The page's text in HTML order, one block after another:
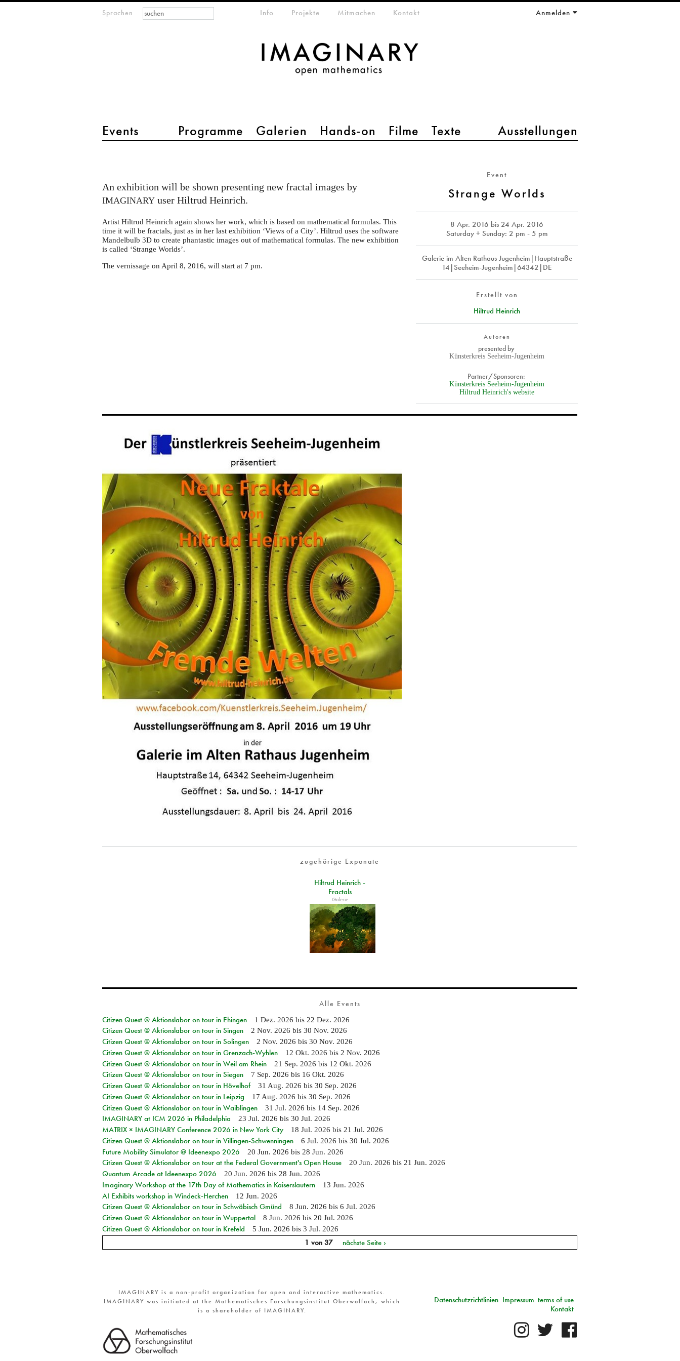
Sprachen
Hauptmenü 2
Events Programme Galerien Hands-on Filme Texte Ausstellungen
Info Projekte Mitmachen Kontakt Anmelden
Suchformular
Suche
Event
Strange Worlds
8 Apr. 2016 bis 24 Apr. 2016
Saturday + Sunday: 2 pm - 5 pm
Galerie im Alten Rathaus Jugenheim|Hauptstraße
14|Seeheim-Jugenheim|64342|DE
Erstellt von
Hiltrud Heinrich
Autoren
presented by
Künsterkreis Seeheim-Jugenheim
Partner/Sponsoren:
Künsterkreis Seeheim-Jugenheim
Hiltrud Heinrich's website
An exhibition will be shown presenting new fractal images by
IMAGINARY user Hiltrud Heinrich.
Artist Hiltrud Heinrich again shows her work, which is based on mathematical formulas. This
time it will be fractals, just as in her last exhibition ‘Views of a City’. Hiltrud uses the software
Mandelbulb 3D to create phantastic images out of mathematical formulas. The new exhibition
is called ‘Strange Worlds’.
The vernissage on April 8, 2016, will start at 7 pm.
zugehörige Exponate
Hiltrud Heinrich -
Fractals
Galerie
Alle Events
Citizen Quest @ Aktionslabor on tour in Ehingen
1 Dez. 2026 bis 22 Dez. 2026
Citizen Quest @ Aktionslabor on tour in Singen 2 Nov. 2026 bis 30 Nov. 2026
Citizen Quest @ Aktionslabor on tour in Solingen 2 Nov. 2026 bis 30 Nov. 2026
Citizen Quest @ Aktionslabor on tour in Grenzach-Wyhlen 12 Okt. 2026 bis 2 Nov. 2026
Citizen Quest @ Aktionslabor on tour in Weil am Rhein 21 Sep. 2026 bis 12 Okt. 2026
Citizen Quest @ Aktionslabor on tour in Siegen 7 Sep. 2026 bis 16 Okt. 2026
Citizen Quest @ Aktionslabor on tour in Hövelhof 31 Aug. 2026 bis 30 Sep. 2026
Citizen Quest @ Aktionslabor on tour in Leipzig 17 Aug. 2026 bis 30 Sep. 2026
Citizen Quest @ Aktionslabor on tour in Waiblingen 31 Jul. 2026 bis 14 Sep. 2026
IMAGINARY at ICM 2026 in Philadelphia 23 Jul. 2026 bis 30 Jul. 2026
MATRIX × IMAGINARY Conference 2026 in New York City 18 Jul. 2026 bis 21 Jul. 2026
Citizen Quest @ Aktionslabor on tour in Villingen-Schwenningen 6 Jul. 2026 bis 30 Jul. 2026
Future Mobility Simulator @ Ideenexpo 2026 20 Jun. 2026 bis 28 Jun. 2026
Citizen Quest @ Aktionslabor on tour at the Federal Government's Open House 20 Jun. 2026 bis 21 Jun. 2026
Quantum Arcade at Ideenexpo 2026 20 Jun. 2026 bis 28 Jun. 2026
Imaginary Workshop at the 17th Day of Mathematics in Kaiserslautern 13 Jun. 2026
AI Exhibits workshop in Windeck-Herchen 12 Jun. 2026
Citizen Quest @ Aktionslabor on tour in Schwäbisch Gmünd 8 Jun. 2026 bis 6 Jul. 2026
Citizen Quest @ Aktionslabor on tour in Wuppertal 8 Jun. 2026 bis 20 Jul. 2026
Citizen Quest @ Aktionslabor on tour in Krefeld 5 Jun. 2026 bis 3 Jul. 2026
1 von 37 nächste Seite ›
IMAGINARY is a non-profit organization for open and interactive mathematics.
IMAGINARY was initiated at the Mathematisches Forschungsinstitut Oberwolfach, which
is a shareholder of IMAGINARY.
terms of use
Impressum
Datenschutzrichtlinien
Kontakt